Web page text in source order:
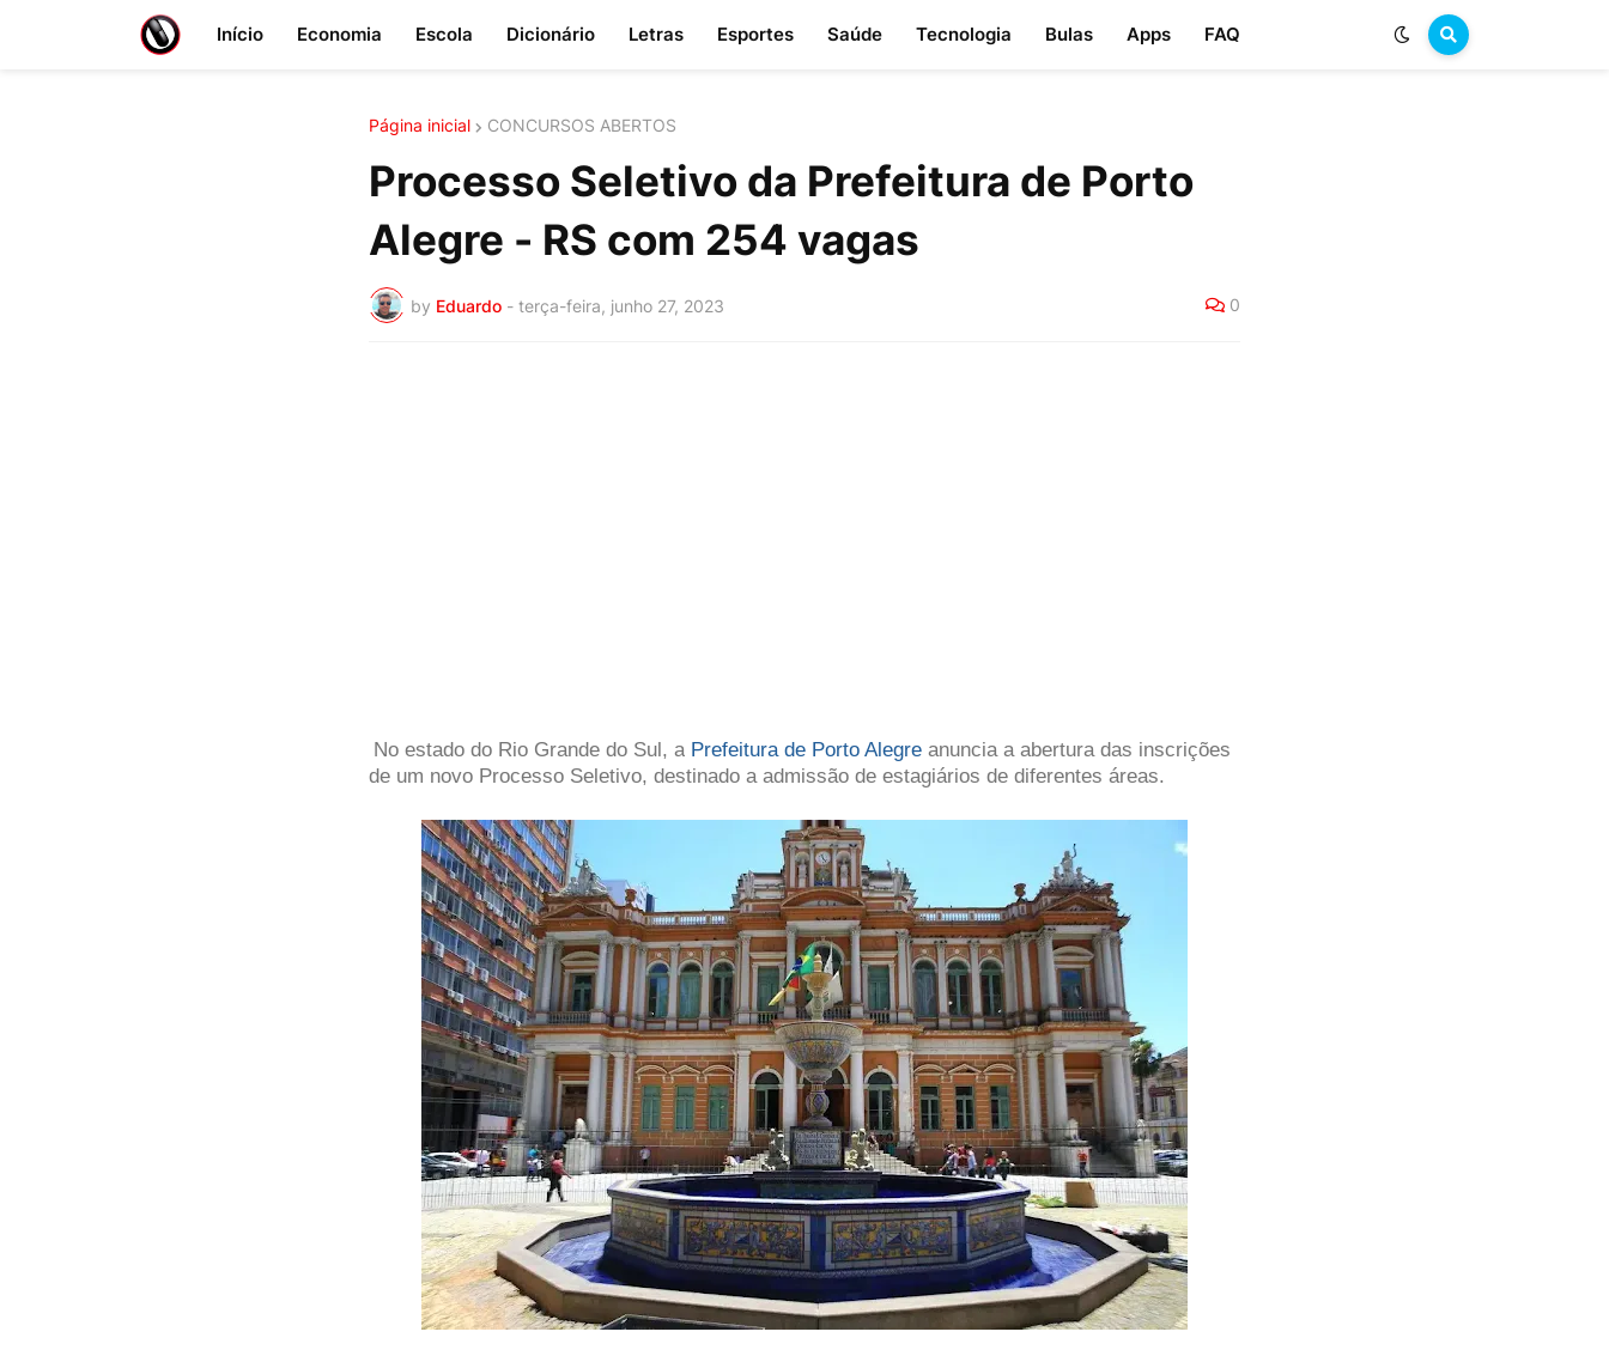
Início Economia Escola Dicionário Letras Esportes Saúde Tecnologia Bulas Apps FAQ
Página inicial CONCURSOS ABERTOS
Processo Seletivo da Prefeitura de Porto
Alegre - RS com 254 vagas
by Eduardo - terça-feira, junho 27, 2023 0
No estado do Rio Grande do Sul, a Prefeitura de Porto Alegre anuncia a abertura das inscrições
de um novo Processo Seletivo, destinado a admissão de estagiários de diferentes áreas.